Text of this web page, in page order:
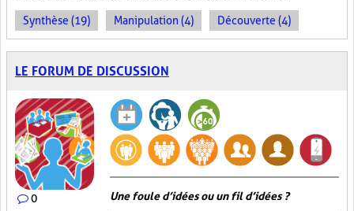
Synthèse (19) Manipulation (4) Découverte (4)
LE FORUM DE DISCUSSION
0 Une foule d’idées ou un fil d’idées ?